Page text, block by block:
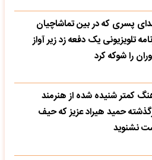
پسری که در بین تماشاچیان
تلویزیونی یک دفعه زد زیر آواز
را شوکه کرد
کمتر شنیده شده از هنرمند
حمید هیراد عزیز که حیف
نشنوید